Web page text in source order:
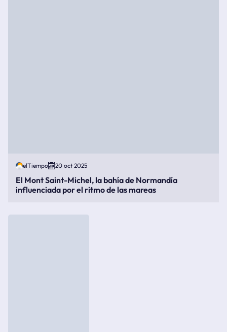
elTiempo 20 oct 2025
El Mont Saint-Michel, la bahía de Normandía
influenciada por el ritmo de las mareas